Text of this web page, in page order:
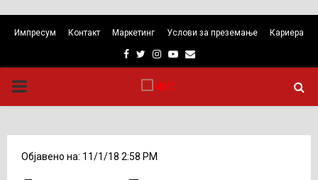
Импресум Контакт Маркетинг Услови за преземање Кариера
Facebook
TwitterInstagram
Youtube
Email
PRIMARY
Објавено на: 11/1/18 2:58 PM